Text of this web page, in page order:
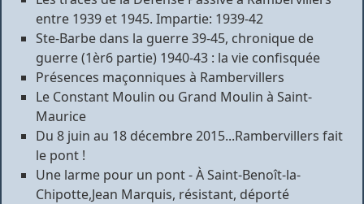
entre 1939 et 1945. Impartie: 1939-42
Ste-Barbe dans la guerre 39-45, chronique de
guerre (1èr6 partie) 1940-43 : la vie confisquée
Présences maçonniques à Rambervillers
Le Constant Moulin ou Grand Moulin à Saint-
Maurice
Du 8 juin au 18 décembre 2015...Rambervillers fait
le pont !
Une larme pour un pont - À Saint-Benoît-la-
Chipotte,Jean Marquis, résistant, déporté